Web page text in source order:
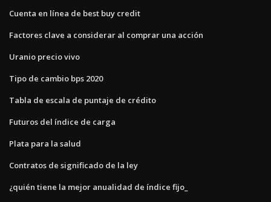
Cuenta en línea de best buy credit
Factores clave a considerar al comprar una acción
Uranio precio vivo
Tipo de cambio bps 2020
Tabla de escala de puntaje de crédito
Futuros del índice de carga
Plata para la salud
Contratos de significado de la ley
¿quién tiene la mejor anualidad de índice fijo_